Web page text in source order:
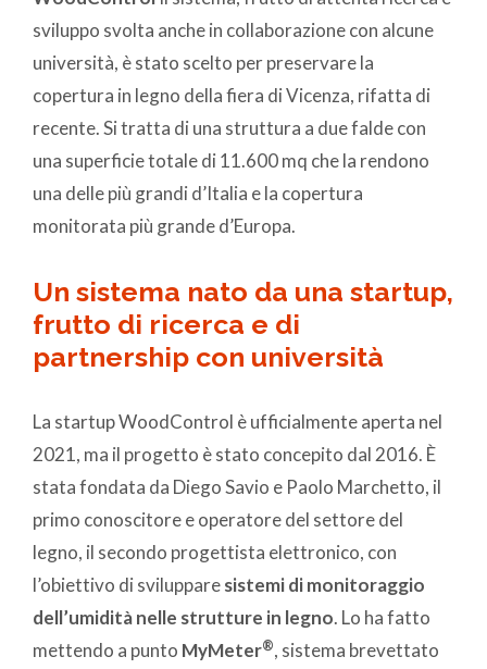
sviluppo svolta anche in collaborazione con alcune
università, è stato scelto per preservare la
copertura in legno della fiera di Vicenza, rifatta di
recente. Si tratta di una struttura a due falde con
una superficie totale di 11.600 mq che la rendono
una delle più grandi d’Italia e la copertura
monitorata più grande d’Europa.
Un sistema nato da una startup,
frutto di ricerca e di
partnership con università
La startup WoodControl è ufficialmente aperta nel
2021, ma il progetto è stato concepito dal 2016. È
stata fondata da Diego Savio e Paolo Marchetto, il
primo conoscitore e operatore del settore del
legno, il secondo progettista elettronico, con
l’obiettivo di svilupparesistemi di monitoraggio
dell’umidità nelle strutture in legno. Lo ha fatto
mettendo a punto MyMeter®, sistema brevettato